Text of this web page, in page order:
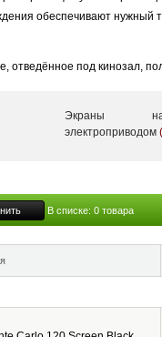
обеспечивают нужный
под кинозал,
широкий ассортимент
так и в мебель
Экраны
электроприводом
В списке: 0 товара